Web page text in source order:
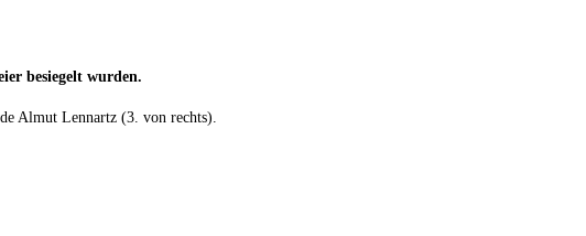
besiegelt wurden.
Almut Lennartz (3. von rechts).